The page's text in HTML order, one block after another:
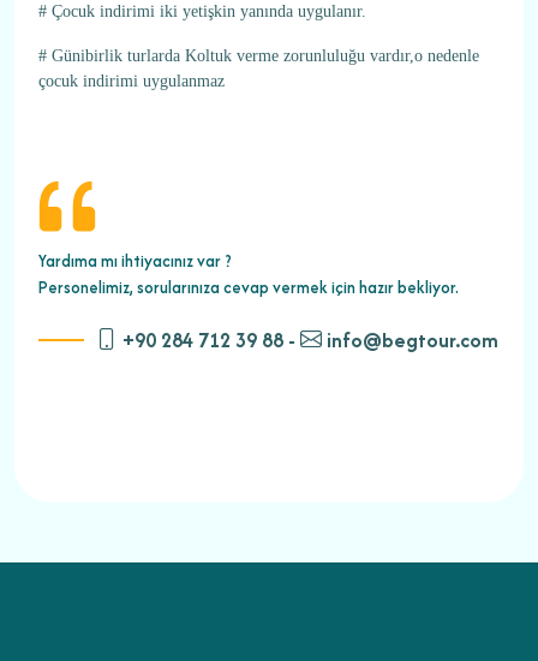
# Çocuk indirimi iki yetişkin yanında uygulanır.
# Günibirlik turlarda Koltuk verme zorunluluğu vardır,o nedenle
çocuk indirimi uygulanmaz
Yardıma mı ihtiyacınız var ?
Personelimiz, sorularınıza cevap vermek için hazır bekliyor.
+90 284 712 39 88 - info@begtour.com